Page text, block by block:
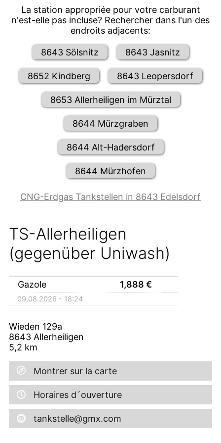
La station appropriée pour votre carburant
n'est-elle pas incluse? Rechercher dans l'un des
endroits adjacents:
8643 Sölsnitz 8643 Jasnitz
8652 Kindberg 8643 Leopersdorf
8653 Allerheiligen im Mürztal
8644 Mürzgraben
8644 Alt-Hadersdorf
8644 Mürzhofen
CNG-Erdgas Tankstellen in 8643 Edelsdorf
TS-Allerheiligen
(gegenüber Uniwash)
Gazole 1,888 €
09.08.2026 - 18:24
Wieden 129a
8643 Allerheiligen
5,2 km
Montrer sur la carte
Horaires d´ouverture
tankstelle@gmx.com